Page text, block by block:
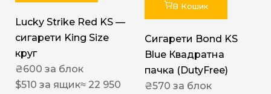
Lucky Strike Red KS —
сигарети King Size
круг
₴600 за блок
$510 за ящик≈ 22 950
В Кошик
Сигарети Bond KS
Blue Квадратна
пачка (DutyFree)
₴570 за блок